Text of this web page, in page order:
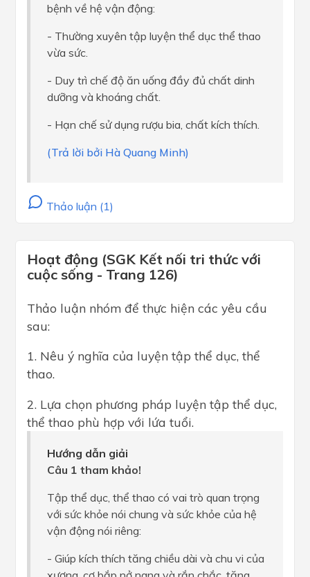
bệnh về hệ vận động:
- Thường xuyên tập luyện thể dục thể thao
vừa sức.
- Duy trì chế độ ăn uống đầy đủ chất dinh
dưỡng và khoáng chất.
- Hạn chế sử dụng rượu bia, chất kích thích.
(Trả lời bởi Hà Quang Minh)
Thảo luận (1)
Hoạt động (SGK Kết nối tri thức với
cuộc sống - Trang 126)
Thảo luận nhóm để thực hiện các yêu cầu
sau:
1. Nêu ý nghĩa của luyện tập thể dục, thể
thao.
2. Lựa chọn phương pháp luyện tập thể dục,
thể thao phù hợp với lứa tuổi.
Hướng dẫn giải
Câu 1 tham khảo!
Tập thể dục, thể thao có vai trò quan trọng
với sức khỏe nói chung và sức khỏe của hệ
vận động nói riêng:
- Giúp kích thích tăng chiều dài và chu vi của